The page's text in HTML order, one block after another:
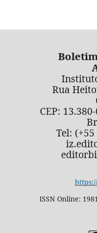
Rua
CEP:
Tel:
ISSN Online: